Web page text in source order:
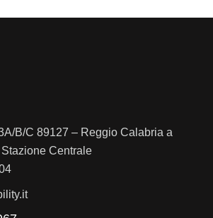
B/C 89127 – Reggio Calabria a
Centrale